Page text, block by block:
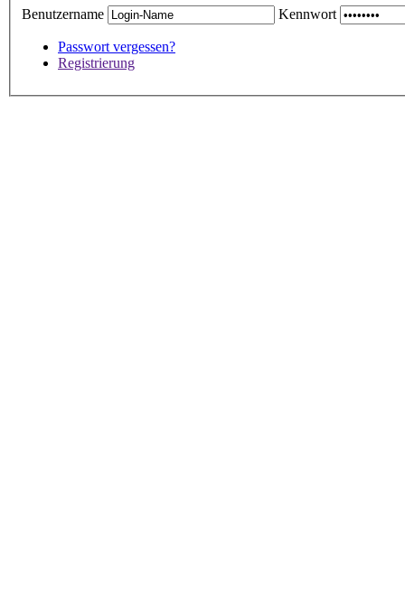
Benutzername
Kennwort
Passwort vergessen?
Registrierung